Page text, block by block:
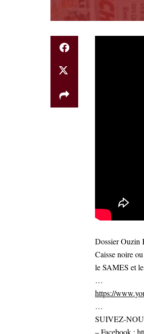
Dossier Ouzin
Caisse noire
le SAMES et
…
https://
…
SUIVEZ-
– Facebook :